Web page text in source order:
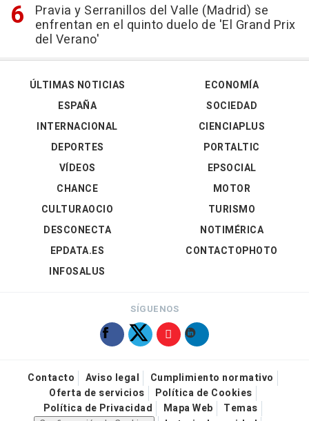
Pravia y Serranillos del Valle (Madrid) se
enfrentan en el quinto duelo de 'El Grand Prix
del Verano'
ÚLTIMAS NOTICIAS
ESPAÑA
INTERNACIONAL
DEPORTES
VÍDEOS
ECONOMÍA
SOCIEDAD
CIENCIAPLUS
PORTALTIC
EPSOCIAL
CHANCE
CULTURAOCIO
DESCONECTA
EPDATA.ES
INFOSALUS
MOTOR
TURISMO
NOTIMÉRICA
CONTACTOPHOTO
SÍGUENOS
Contacto Aviso legal
Cumplimiento normativo
Oferta de servicios
Política de Cookies
Política de Privacidad
Mapa Web
Temas